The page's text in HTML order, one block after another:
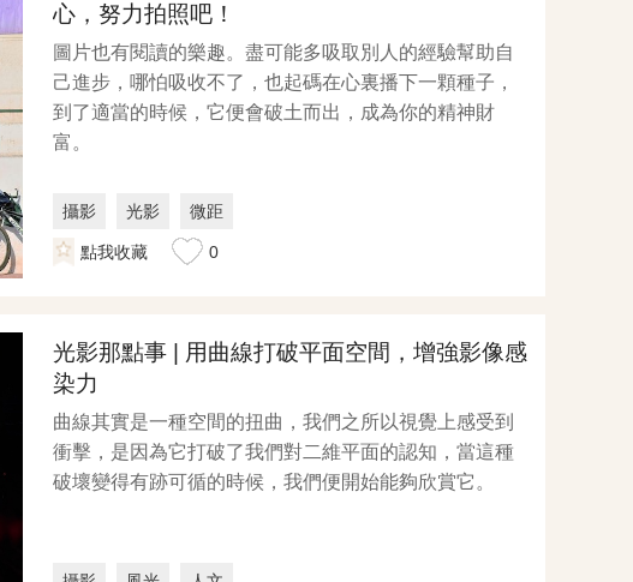
心，努力拍照吧！
圖片也有閱讀的樂趣。盡可能多吸取別人的經驗幫助自
己進步，哪怕吸收不了，也起碼在心裏播下一顆種子，
到了適當的時候，它便會破土而出，成為你的精神財
富。
攝影 光影 微距
點我收藏 0
光影那點事 | 用曲線打破平面空間，增強影像感
染力
曲線其實是一種空間的扭曲，我們之所以視覺上感受到
衝擊，是因為它打破了我們對二維平面的認知，當這種
破壞變得有跡可循的時候，我們便開始能夠欣賞它。